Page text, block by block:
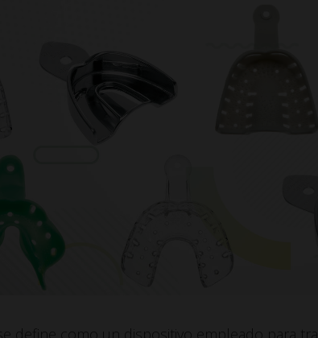
se define como un dispositivo empleado para